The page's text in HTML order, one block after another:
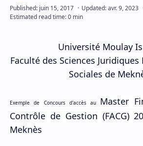
Université Moulay
Faculté des Sciences
Sociales de
Exemple de Concours d'accès au Master
Contrôle de Gestion (FACG)
Meknès